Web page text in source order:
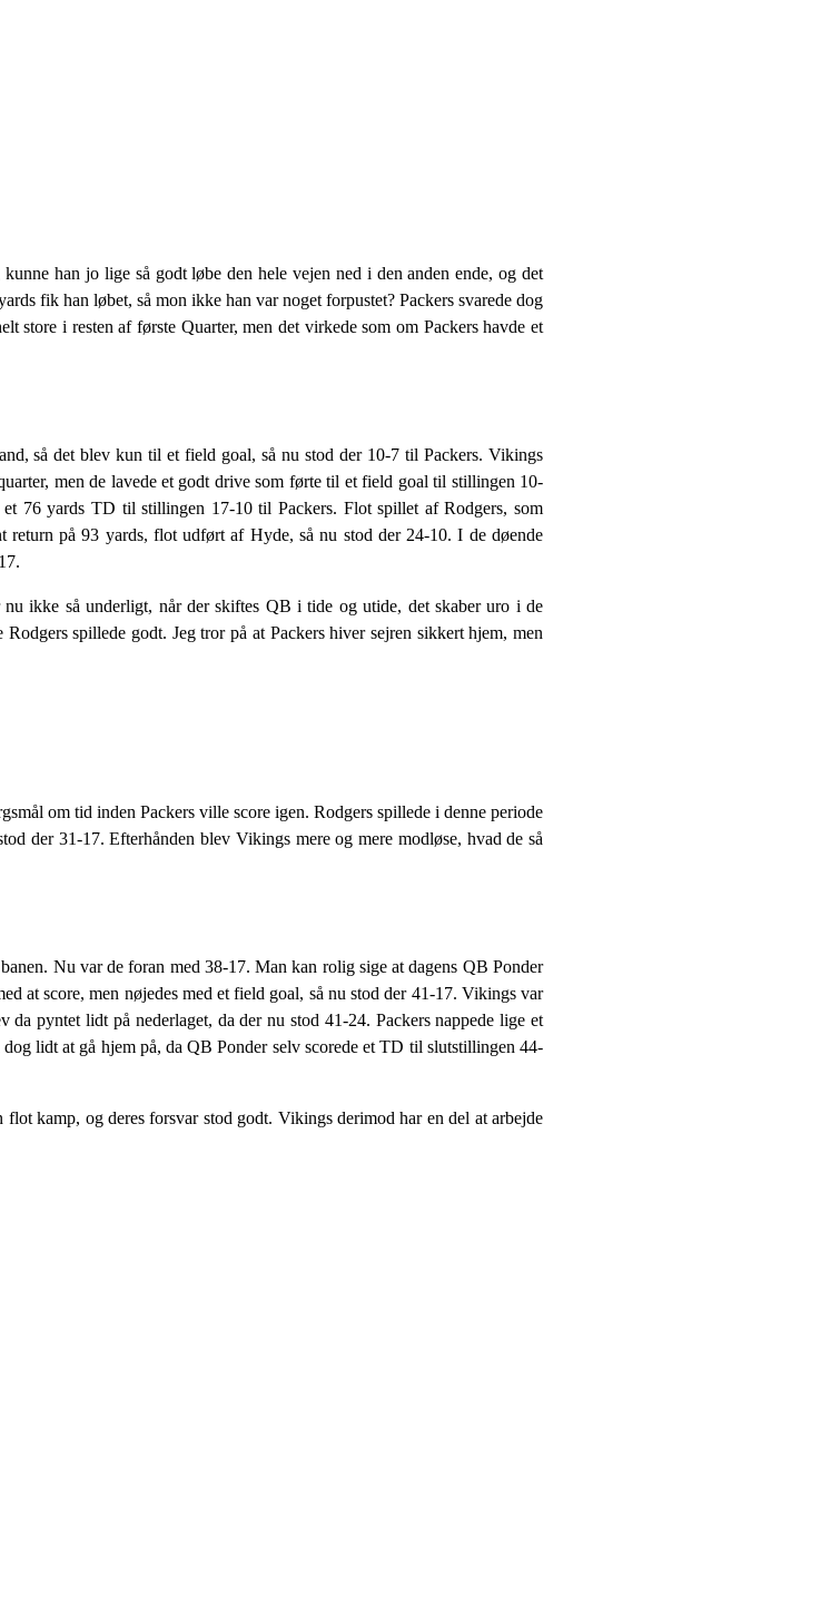
han jo lige så godt løbe den hele vejen ned i den anden ende, og det
fik han løbet, så mon ikke han var noget forpustet? Packers svarede dog
i resten af første Quarter, men det virkede som om Packers havde et
så det blev kun til et field goal, så nu stod der 10-7 til Packers. Vikings
men de lavede et godt drive som førte til et field goal til stillingen 10-
76 yards TD til stillingen 17-10 til Packers. Flot spillet af Rodgers, som
på 93 yards, flot udført af Hyde, så nu stod der 24-10. I de døende
ikke så underligt, når der skiftes QB i tide og utide, det skaber uro i de
spillede godt. Jeg tror på at Packers hiver sejren sikkert hjem, men
om tid inden Packers ville score igen. Rodgers spillede i denne periode
der 31-17. Efterhånden blev Vikings mere og mere modløse, hvad de så
Nu var de foran med 38-17. Man kan rolig sige at dagens QB Ponder
at score, men nøjedes med et field goal, så nu stod der 41-17. Vikings var
pyntet lidt på nederlaget, da der nu stod 41-24. Packers nappede lige et
lidt at gå hjem på, da QB Ponder selv scorede et TD til slutstillingen 44-
kamp, og deres forsvar stod godt. Vikings derimod har en del at arbejde